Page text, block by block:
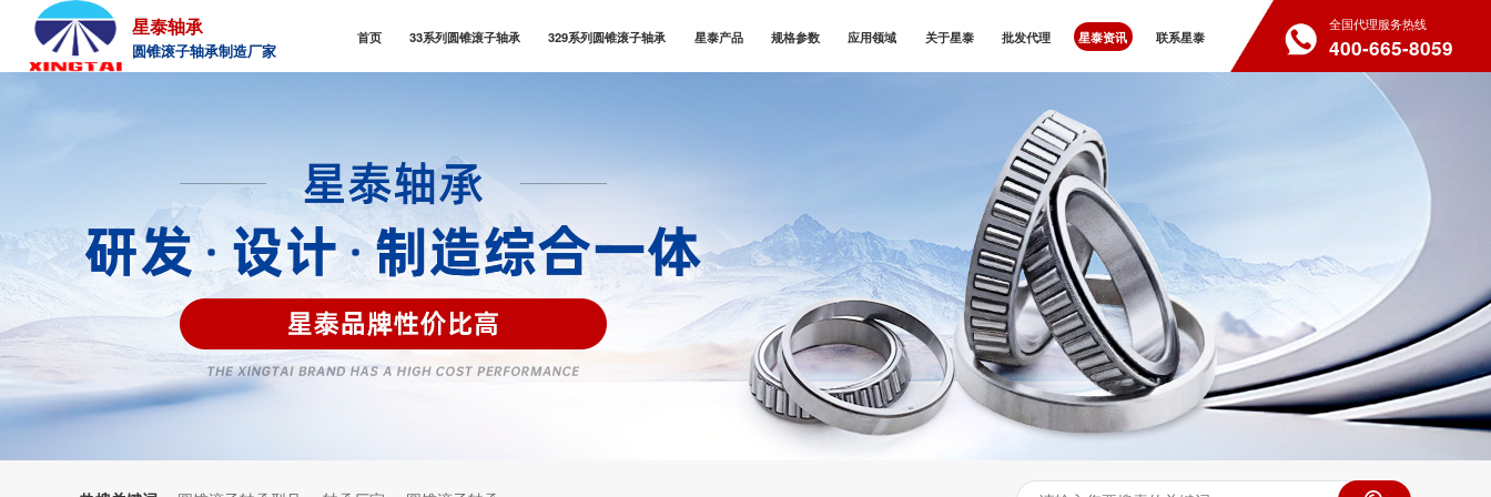
星泰轴承
圆锥滚子轴承制造厂家
首页 33系列圆锥滚子轴承 329系列圆锥滚子轴承 星泰产品 规格参数 应用领域 关于星泰 批发代理 星泰资讯 联系星泰
全国代理服务热线
400-665-8059